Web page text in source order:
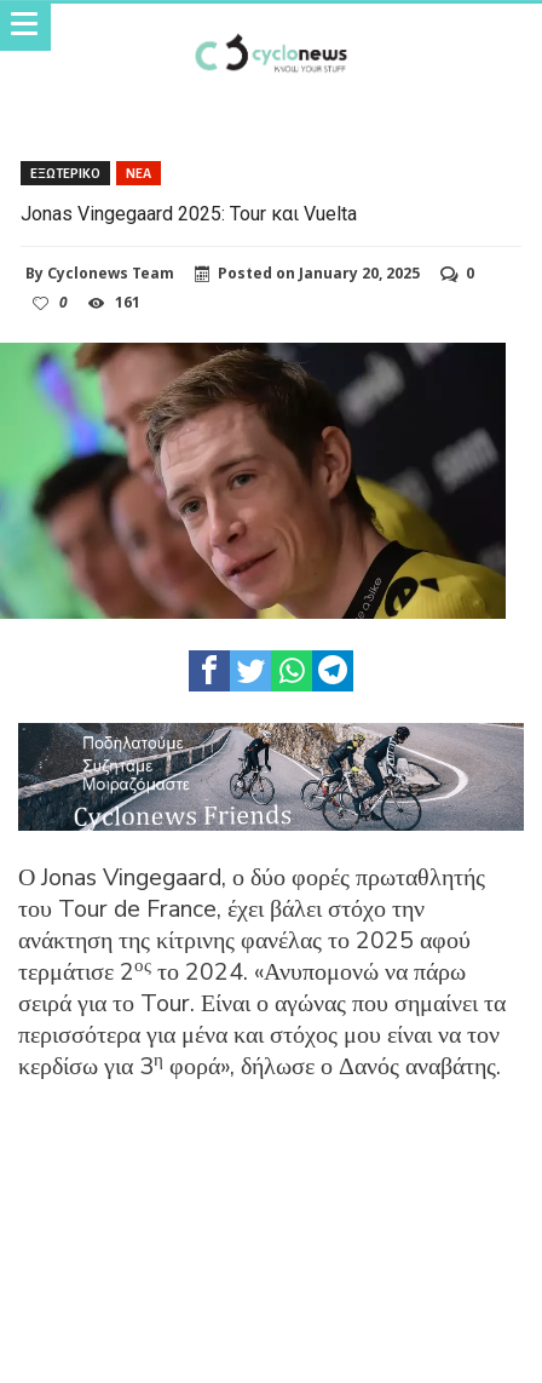
ΕΞΩΤΕΡΙΚΟ ΝΕΑ
Jonas Vingegaard 2025: Tour και Vuelta
By Cyclonews Team Posted on January 20, 2025
0
0
161
Ο Jonas Vingegaard, ο δύο φορές πρωταθλητής
του Tour de France, έχει βάλει στόχο την
ανάκτηση της κίτρινης φανέλας το 2025 αφού
τερμάτισε 2ος το 2024. «Ανυπομονώ να πάρω
σειρά για το Tour. Είναι ο αγώνας που σημαίνει τα
περισσότερα για μένα και στόχος μου είναι να τον
κερδίσω για 3η φορά», δήλωσε ο Δανός αναβάτης.